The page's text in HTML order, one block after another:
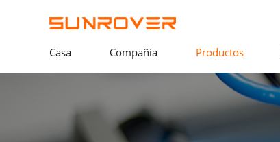
Casa Compañía Productos